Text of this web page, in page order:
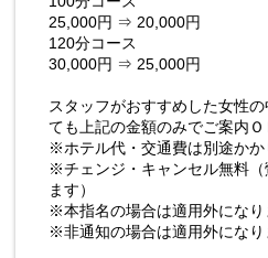
25,000円 ⇒ 20,000円
120分コース
30,000円 ⇒ 25,000円
スタッフがおすすめした女性
ても上記の金額のみでご案内Ｏ
※ホテル代・交通費は別途かか
※チェンジ・キャンセル無料（
ます）
※本指名の場合は適用外になり
※非通知の場合は適用外になり